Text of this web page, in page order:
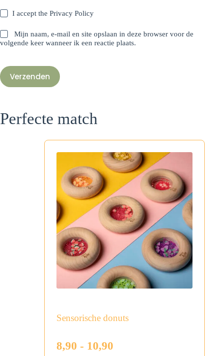
I accept thePrivacy Policy
Mijn naam, e-mail en site opslaan in deze browser voor de
volgende keer wanneer ik een reactie plaats.
Verzenden
Perfecte match
Sensorische donuts
8,90 - 10,90